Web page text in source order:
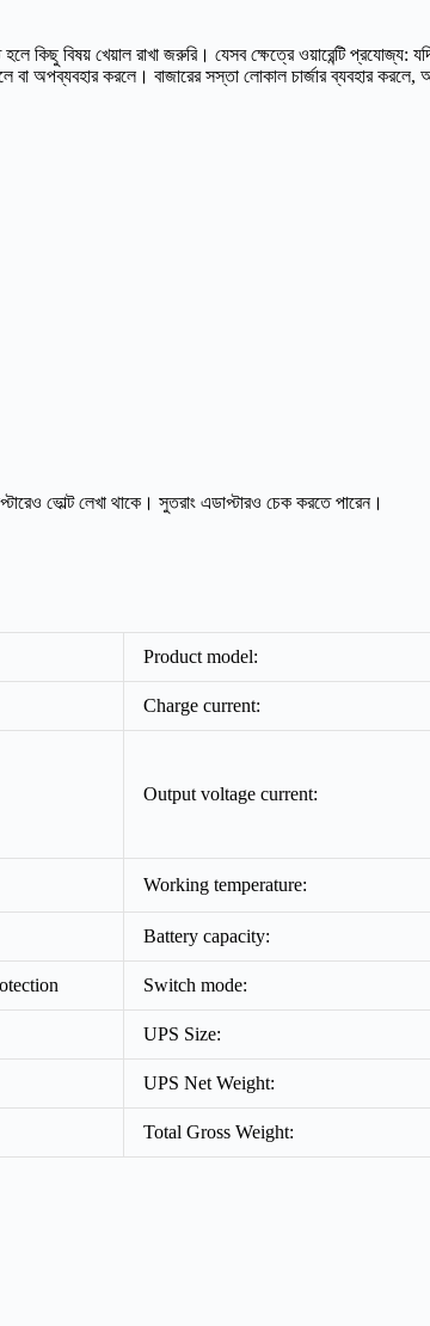
কিছু বিষয় খেয়াল রাখা জরুরি। যেসব ক্ষেত্রে ওয়ারেন্টি প্রযোজ্য:
বা অপব্যবহার করলে। বাজারের সস্তা লোকাল চার্জার ব্যবহার
ভোল্ট লেখা থাকে। সুতরাং এডাপ্টারও চেক করতে পারেন।
Product model:
Charge current:
Output voltage current:
Working temperature:
Battery capacity:
Switch mode:
UPS Size:
UPS Net Weight:
Total Gross Weight: